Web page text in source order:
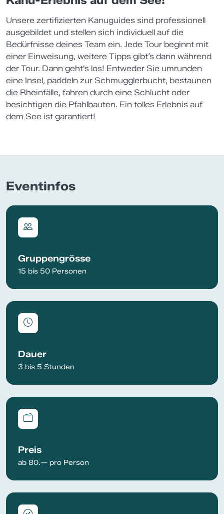
Unsere zertifizierten Kanuguides sind professionell
ausgebildet und stellen sich individuell auf die
Bedürfnisse deines Team ein. Jede Tour beginnt mit
einer Einweisung, weitere Tipps gibt’s dann während
der Tour. Dann geht's los! Entweder Sie umrunden
eine Insel, paddeln zur Schmugglerbucht, bestaunen
die Rheinfälle, fahren durch eine Schlucht oder
besichtigen die Pfahlbauten. Ein tolles Erlebnis auf
dem See ist garantiert!
Eventinfos
Gruppengrösse
15 bis 50 Personen
Dauer
3 bis 5 Stunden
Preis
ab 80.— pro Person